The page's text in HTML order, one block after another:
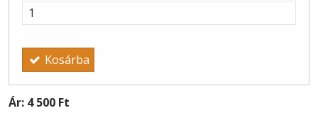
Kosárba
Ár: 4 500 Ft